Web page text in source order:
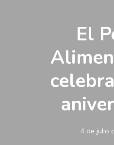
El
4 de julio